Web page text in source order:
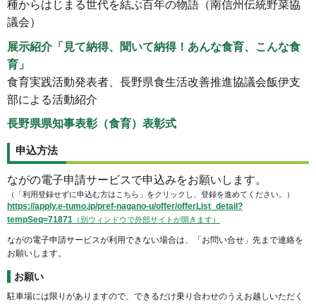
種からはじまる世代を結ぶ百年の物語（南信州伝統野菜協
議会）
展示紹介「見て納得、聞いて納得！あんな食育、こんな食
育」
食育実践活動発表者、長野県食生活改善推進協議会飯伊支
部による活動紹介
長野県県知事表彰（食育）表彰式
申込方法
ながの電子申請サービスで申込みをお願いします。
（「利用登録せずに申込む方はこちら」をクリックし、登録を進めてください。）
https://apply.e-tumo.jp/pref-nagano-u/offer/offerList_detail?
tempSeq=71871 （別ウィンドウで外部サイトが開きます）
ながの電子申請サービスが利用できない場合は、「お問い合せ」先まで連絡を
お願いします。
お願い
駐車場には限りがありますので、できるだけ乗り合わせのうえお越しいただく